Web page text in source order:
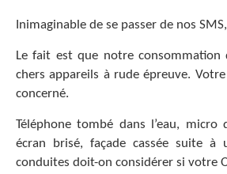
Inimaginable de se passer de nos
Le fait est que notre consommation
chers appareils à rude épreuve.
concerné.
Téléphone tombé dans l’eau, micro
écran brisé, façade cassée suite à
conduites doit-on considérer si votre